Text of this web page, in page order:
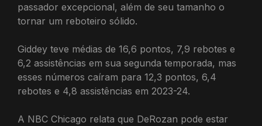
passador excepcional, além de seu tamanho o
tornar um reboteiro sólido.
Giddey teve médias de 16,6 pontos, 7,9 rebotes e
6,2 assistências em sua segunda temporada, mas
esses números caíram para 12,3 pontos, 6,4
rebotes e 4,8 assistências em 2023-24.
A NBC Chicago relata que DeRozan pode estar